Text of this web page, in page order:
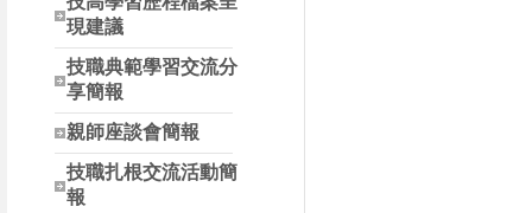
現建議
技職典範學習交流分
享簡報
親師座談會簡報
技職扎根交流活動簡
報